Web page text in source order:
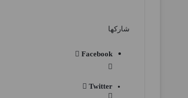
شاركها
Facebook
Twitter